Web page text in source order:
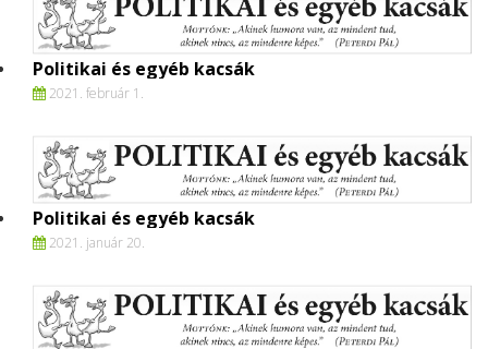
Politikai és egyéb kacsák
2021. február 1.
Politikai és egyéb kacsák
2021. január 20.